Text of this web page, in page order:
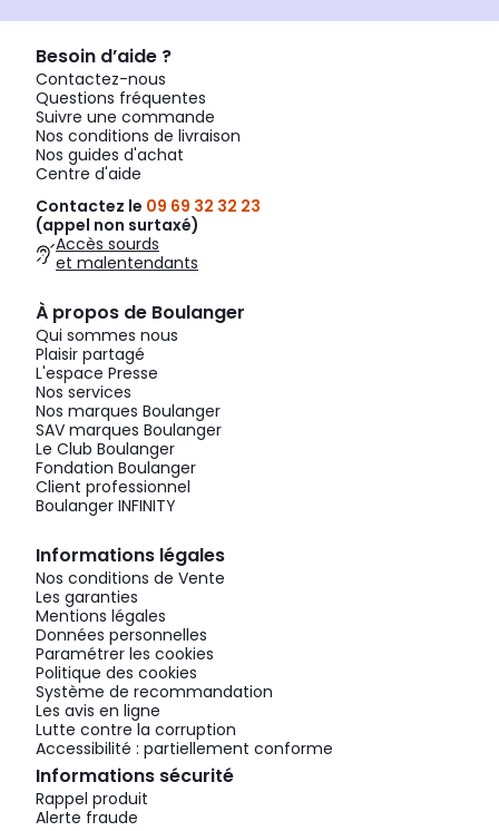
Besoin d’aide ?
Contactez-nous
Questions fréquentes
Suivre une commande
Nos conditions de livraison
Nos guides d'achat
Centre d'aide
Contactez le 09 69 32 32 23
(appel non surtaxé)
Accès sourds
et malentendants
À propos de Boulanger
Qui sommes nous
Plaisir partagé
L'espace Presse
Nos services
Nos marques Boulanger
SAV marques Boulanger
Le Club Boulanger
Fondation Boulanger
Client professionnel
Boulanger INFINITY
Informations légales
Nos conditions de Vente
Les garanties
Mentions légales
Données personnelles
Paramétrer les cookies
Politique des cookies
Système de recommandation
Les avis en ligne
Lutte contre la corruption
Accessibilité : partiellement conforme
Informations sécurité
Rappel produit
Alerte fraude